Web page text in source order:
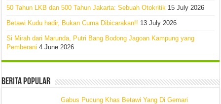
50 Tahun LKB dan 500 Tahun Jakarta: Sebuah Otokritik 15 July 2026
Betawi Kudu hadir, Bukan Cuma Dibicarakan!! 13 July 2026
Si Mirah dari Marunda, Putri Bang Bodong Jagoan Kampung yang
Pemberani 4 June 2026
Berita Popular
Gabus Pucung Khas Betawi Yang Di Gemari